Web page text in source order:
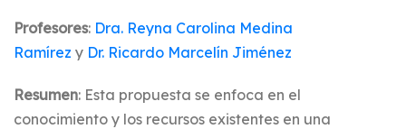
Profesores: Dra. Reyna Carolina Medina
Ramírez y Dr. Ricardo Marcelín Jiménez
Resumen: Esta propuesta se enfoca en el
conocimiento y los recursos existentes en una